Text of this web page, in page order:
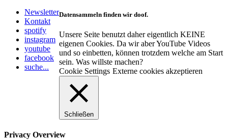
Newsletter
Kontakt
spotify
instagram
youtube
facebook
suche...
Datensammeln finden wir doof.
Unsere Seite benutzt daher eigentlich KEINE
eigenen Cookies. Da wir aber YouTube Videos
und so einbetten, können trotzdem welche am Start
sein. Was willste machen?
Cookie Settings Externe cookies akzeptieren
Schließen
Privacy Overview